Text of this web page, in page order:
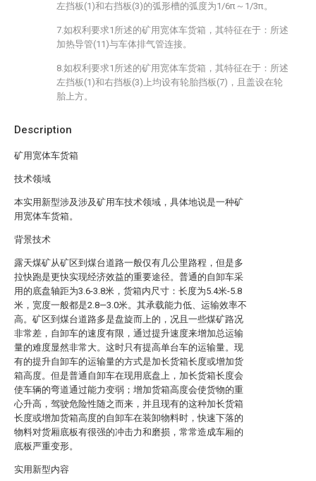
Description
矿用宽体车货箱
技术领域
本实用新型涉及涉及矿用车技术领域，具体地说是一种矿
用宽体车货箱。
背景技术
露天煤矿从矿区到煤台道路一般仅有几公里路程，但是多
拉快跑是更快实现经济效益的重要途径。普通的自卸车采
用的底盘轴距为3.6-3.8米，货箱内尺寸：长度为5.4米-5.8
米，宽度一般都是2.8—3.0米。其承载能力低、运输效率不
高。矿区到煤台道路多是盘旋而上的，况且一些煤矿路况
非常差，自卸车的速度有限，通过提升速度来增加总运输
量的难度显然非常大。这时只有提高单台车的运输量。现
有的提升自卸车的运输量的方式是加长货箱长度或增加货
箱高度。但是普通自卸车在现用底盘上，加长货箱长度会
使车辆的弯道通过能力变弱；增加货箱高度会使货物的重
心升高，驾驶危险性随之而来，并且现有的这种加长货箱
长度或增加货箱高度的自卸车在装卸物料时，快速下落的
物料对货厢底板有很强的冲击力和磨损，常常造成车厢的
底板严重变形。
实用新型内容
左挡板(1)和右挡板(3)的弧形槽的弧度为1/6π～1/3π。
7.如权利要求1所述的矿用宽体车货箱，其特征在于：所述
加热导管(11)与车体排气管连接。
8.如权利要求1所述的矿用宽体车货箱，其特征在于：所述
左挡板(1)和右挡板(3)上均设有轮胎挡板(7)，且盖设在轮
胎上方。